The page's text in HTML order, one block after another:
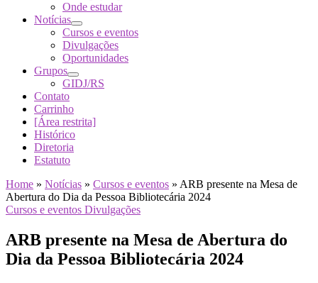
Onde estudar
Notícias
Cursos e eventos
Divulgações
Oportunidades
Grupos
GIDJ/RS
Contato
Carrinho
[Área restrita]
Histórico
Diretoria
Estatuto
Home » Notícias » Cursos e eventos » ARB presente na Mesa de
Abertura do Dia da Pessoa Bibliotecária 2024
Cursos e eventos Divulgações
ARB presente na Mesa de Abertura do
Dia da Pessoa Bibliotecária 2024